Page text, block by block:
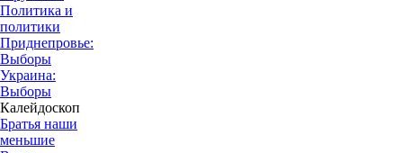
Политика и
политики
Приднепровье:
Выборы
Украина:
Выборы
Калейдоскоп
Братья наши
меньшие